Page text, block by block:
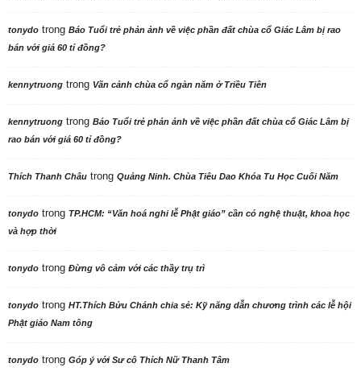
tonydo trong Báo Tuổi trẻ phản ảnh về việc phần đất chùa cổ Giác Lâm bị rao
bán với giá 60 tỉ đồng?
kennytruong trong Vãn cảnh chùa cổ ngàn năm ở Triều Tiên
kennytruong trong Báo Tuổi trẻ phản ảnh về việc phần đất chùa cổ Giác Lâm bị
rao bán với giá 60 tỉ đồng?
Thích Thanh Châu trong Quảng Ninh. Chùa Tiêu Dao Khóa Tu Học Cuối Năm
tonydo trong TP.HCM: “Văn hoá nghi lễ Phật giáo” cần có nghệ thuật, khoa học
và hợp thời
tonydo trong Đừng vô cảm với các thầy trụ trì
tonydo trong HT.Thích Bửu Chánh chia sẻ: Kỹ năng dẫn chương trình các lễ hội
Phật giáo Nam tông
tonydo trong Góp ý với Sư cô Thích Nữ Thanh Tâm